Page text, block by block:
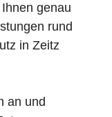
genau
rund
in Zeitz
an und